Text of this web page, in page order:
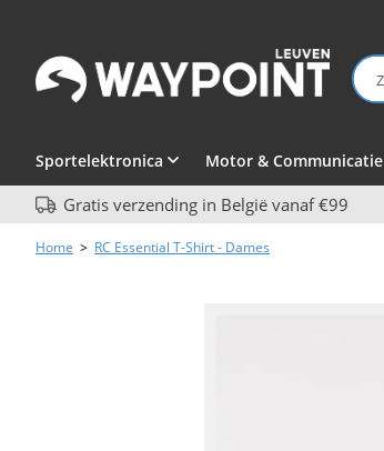
Sportelektronica Motor & Communicatie
Gratis verzending in België vanaf €99
Home > RC Essential T-Shirt - Dames